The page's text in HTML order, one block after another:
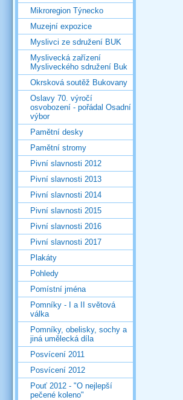
Mikroregion Týnecko
Muzejní expozice
Myslivci ze sdružení BUK
Myslivecká zařízení
Mysliveckého sdružení Buk
Okrsková soutěž Bukovany
Oslavy 70. výročí
osvobození - pořádal Osadní
výbor
Pamětní desky
Pamětní stromy
Pivní slavnosti 2012
Pivní slavnosti 2013
Pivní slavnosti 2014
Pivní slavnosti 2015
Pivní slavnosti 2016
Pivní slavnosti 2017
Plakáty
Pohledy
Pomístní jména
Pomníky - I a II světová
válka
Pomníky, obelisky, sochy a
jiná umělecká díla
Posvícení 2011
Posvícení 2012
Pouť 2012 - "O nejlepší
pečené koleno"